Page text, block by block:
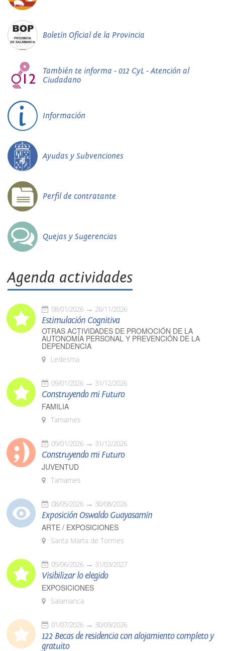
Boletín Oficial de la Provincia
También te informa - 012 CyL - Atención al
Ciudadano
Información
Ayudas y Subvenciones
Perfil de contratante
Quejas y Sugerencias
Agenda actividades
08/01/2026 26/11/2026
Estimulación Cognitiva
OTRAS ACTIVIDADES DE PROMOCIÓN DE LA
AUTONOMÍA PERSONAL Y PREVENCIÓN DE LA
DEPENDENCIA
Ledesma
09/01/2026 31/12/2026
Construyendo mi Futuro
FAMILIA
Tamames
09/01/2026 31/12/2026
Construyendo mi Futuro
JUVENTUD
Tamames
08/05/2026 30/08/2026
Exposición Oswaldo Guayasamín
ARTE / EXPOSICIONES
Santa Marta de Tormes
05/06/2026 31/03/2027
Visibilizar lo elegido
EXPOSICIONES
Salamanca
01/07/2026 30/09/2026
122 Becas de residencia con alojamiento completo y
gratuito